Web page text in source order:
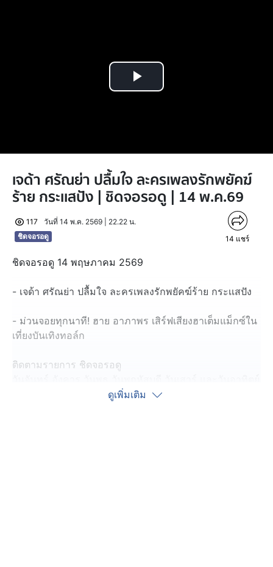
Play
เจด้า ศรัณย่า ปลื้มใจ ละครเพลงรักพยัคฆ์
ร้าย กระเเสปัง | ชิดจอรอดู | 14 พ.ค.69
117
วันที่ 14 พ.ค. 2569 | 22.22 น.
ชิดจอรอดู
14 แชร์
ชิดจอรอดู 14 พฤษภาคม 2569
- เจด้า ศรัณย่า ปลื้มใจ ละครเพลงรักพยัคฆ์ร้าย กระเเสปัง
- ม่วนจอยทุกนาที! ฮาย อาภาพร เสิร์ฟเสียงฮาเต็มแม็กซ์ใน
เที่ยงบันเทิงทอล์ก
ติดตามรายการ ชิดจอรอดู
ดูเพิ่มเติม